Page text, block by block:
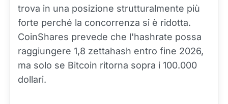
trova in una posizione strutturalmente più
forte perché la concorrenza si è ridotta.
CoinShares prevede che l'hashrate possa
raggiungere 1,8 zettahash entro fine 2026,
ma solo se Bitcoin ritorna sopra i 100.000
dollari.